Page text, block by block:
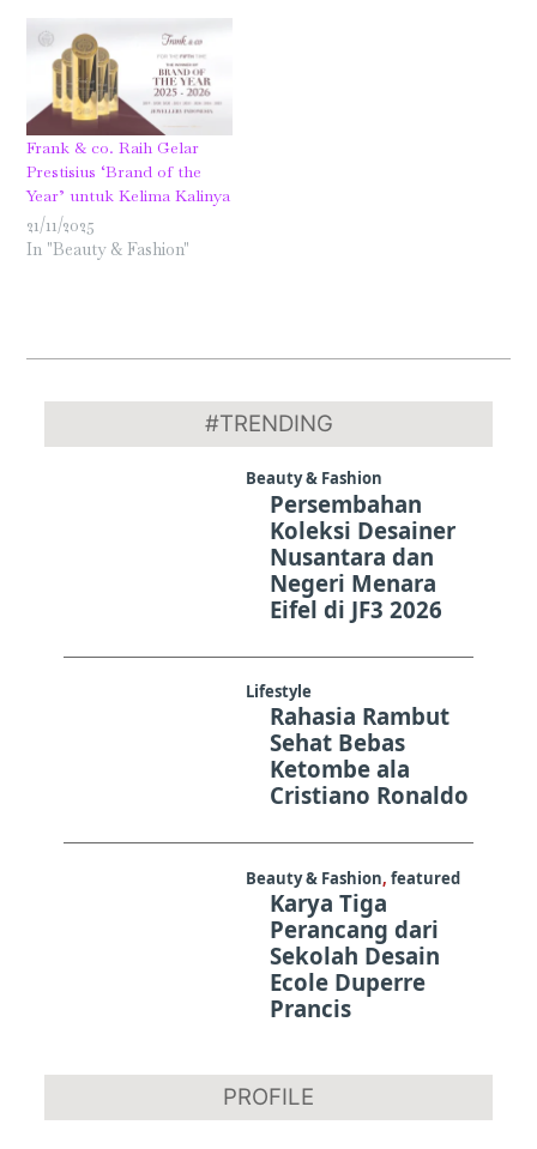
Frank & co. Raih Gelar
Prestisius ‘Brand of the
Year’ untuk Kelima Kalinya
21/11/2025
In "Beauty & Fashion"
#TRENDING
Beauty & Fashion
Persembahan
Koleksi Desainer
Nusantara dan
Negeri Menara
Eifel di JF3 2026
Lifestyle
Rahasia Rambut
Sehat Bebas
Ketombe ala
Cristiano Ronaldo
Beauty & Fashion, featured
Karya Tiga
Perancang dari
Sekolah Desain
Ecole Duperre
Prancis
PROFILE